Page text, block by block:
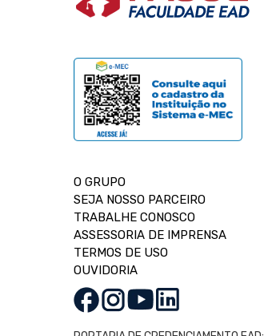
O GRUPO
SEJA NOSSO PARCEIRO
TRABALHE CONOSCO
ASSESSORIA DE IMPRENSA
TERMOS DE USO
OUVIDORIA